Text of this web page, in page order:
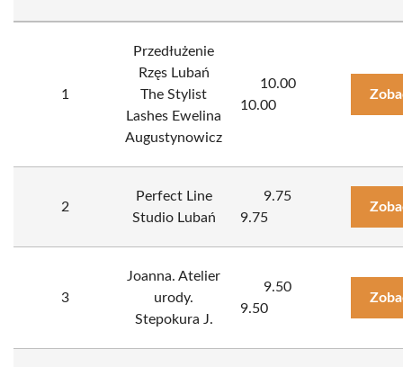
1
Przedłużenie
Rzęs Lubań
The Stylist
Lashes Ewelina
Augustynowicz
10.00
10.00
2
Perfect Line
Studio Lubań
9.75
9.75
3
Joanna. Atelier
urody.
Stepokura J.
9.50
9.50